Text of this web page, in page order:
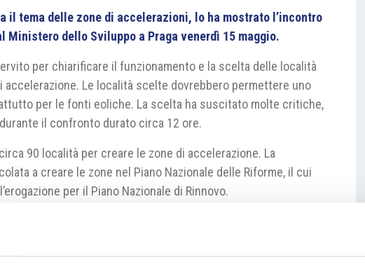
il tema delle zone di accelerazioni, lo ha mostrato l’incontro
Ministero dello Sviluppo a Praga venerdì 15 maggio.
per chiarificare il funzionamento e la scelta delle località
accelerazione. Le località scelte dovrebbero permettere uno
per le fonti eoliche. La scelta ha suscitato molte critiche,
il confronto durato circa 12 ore.
90 località per creare le zone di accelerazione. La
a creare le zone nel Piano Nazionale delle Riforme, il cui
per il Piano Nazionale di Rinnovo.